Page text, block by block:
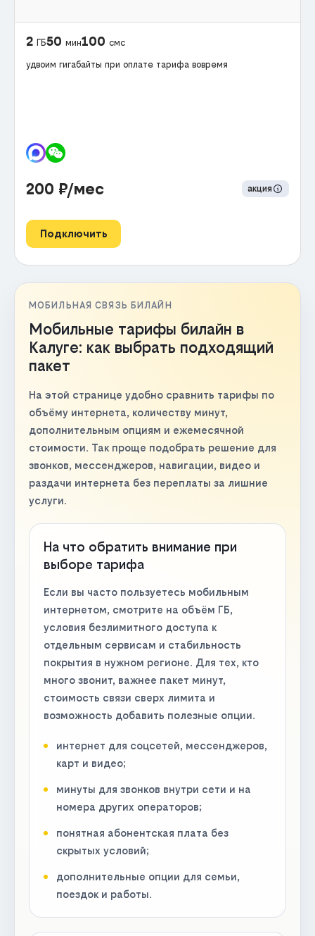
2 ГБ50 мин100 смс
удвоим гигабайты при оплате тарифа вовремя
200 ₽/мес акция
Подключить
МОБИЛЬНАЯ СВЯЗЬ БИЛАЙН
Мобильные тарифы билайн в
Калуге: как выбрать подходящий
пакет
На этой странице удобно сравнить тарифы по
объёму интернета, количеству минут,
дополнительным опциям и ежемесячной
стоимости. Так проще подобрать решение для
звонков, мессенджеров, навигации, видео и
раздачи интернета без переплаты за лишние
услуги.
На что обратить внимание при
выборе тарифа
Если вы часто пользуетесь мобильным
интернетом, смотрите на объём ГБ,
условия безлимитного доступа к
отдельным сервисам и стабильность
покрытия в нужном регионе. Для тех, кто
много звонит, важнее пакет минут,
стоимость связи сверх лимита и
возможность добавить полезные опции.
интернет для соцсетей, мессенджеров,
карт и видео;
минуты для звонков внутри сети и на
номера других операторов;
понятная абонентская плата без
скрытых условий;
дополнительные опции для семьи,
поездок и работы.